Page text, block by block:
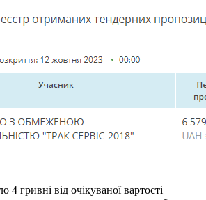
4 гривні від очікуваної вартості